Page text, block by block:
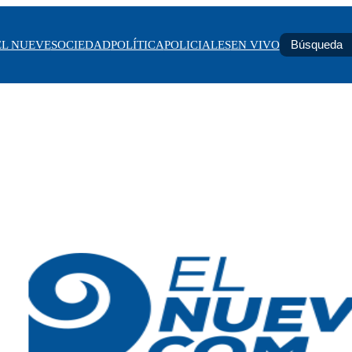
NUEVESOCIEDADPOLÍTICAPOLICIALESEN VIVO